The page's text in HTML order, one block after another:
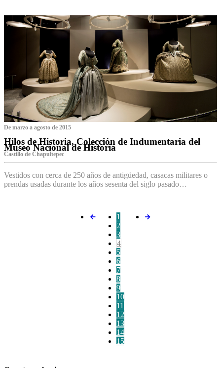
De marzo a agosto de 2015
Hilos de Historia, Colección de Indumentaria del
Museo Nacional de Historia
Castillo de Chapultepec
Vestidos con cerca de 250 años de antigüedad, casacas militares o
prendas usadas durante los años sesenta del siglo pasado…
1
2
3
4
5
6
7
8
9
10
11
12
13
14
15